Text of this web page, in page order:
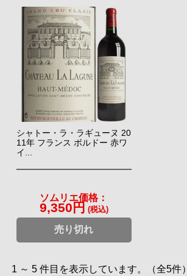
シャトー・ラ・ラギューヌ 20
11年 フランス ボルドー 赤ワ
イ...
ソムリエ価格：
9,350円 (税込)
売り切れ
1 ～ 5 件目を表示しています。（全5件）